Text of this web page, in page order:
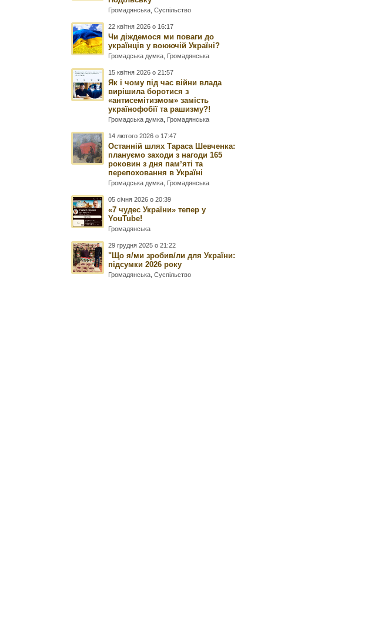
Громадянська ,Суспільство
22 квітня 2026 о 16:17
Чи діждемося ми поваги до
українців у воюючій Україні?
Громадська думка Громадянська
15 квітня 2026 о 21:57
Як і чому під час війни влада
вирішила боротися з
«антисемітизмом» замість
українофобії та рашизму?!
Громадська думка Громадянська
14 лютого 2026 о 17:47
Останній шлях Тараса Шевченка:
плануємо заходи з нагоди 165
роковин з дня памʼяті та
перепоховання в Україні
Громадська думка Громадянська
05 січня 2026 о 20:39
«7 чудес України» тепер у
YouTube!
Громадянська
29 грудня 2025 о 21:22
"Що я/ми зробив/ли для України:
підсумки 2026 року
Громадянська ,Суспільство